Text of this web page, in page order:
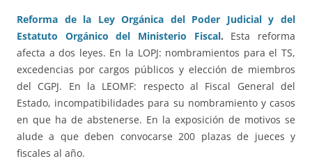
Reforma de la Ley Orgánica del Poder Judicial y del
Estatuto Orgánico del Ministerio Fiscal. Esta reforma
afecta a dos leyes. En la LOPJ: nombramientos para el TS,
excedencias por cargos públicos y elección de miembros
del CGPJ. En la LEOMF: respecto al Fiscal General del
Estado, incompatibilidades para su nombramiento y casos
en que ha de abstenerse. En la exposición de motivos se
alude a que deben convocarse 200 plazas de jueces y
fiscales al año.